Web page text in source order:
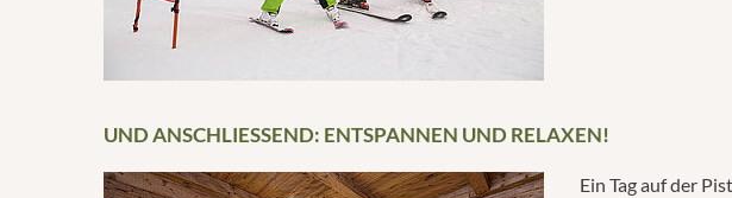
UND ANSCHLIESSEND: ENTSPANNEN UND RELAXEN!
Ein Tag auf der